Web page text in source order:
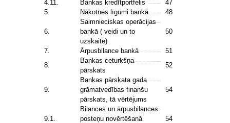
4.11. Bankas kredītportfelis
47
5.
Nākotnes līgumi bankā 48
6.
Saimnieciskas operācijas
bankā ( veidi un to
uzskaite)
50
7. Ārpusbilance bankā
51
8.
Bankas ceturkšņa
pārskats
52
9.
Bankas pārskata gada
grāmatvedības finanšu
pārskats, tā vērtējums
54
9.1.
Bilances un ārpusbilances
posteņu novērtēšanā
54